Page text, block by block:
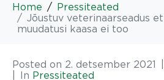
Home
Pressiteated
Jõustuv veterinaarseadus
muudatusi kaasa ei too
Posted on 2. detsember 2021
In Pressiteated